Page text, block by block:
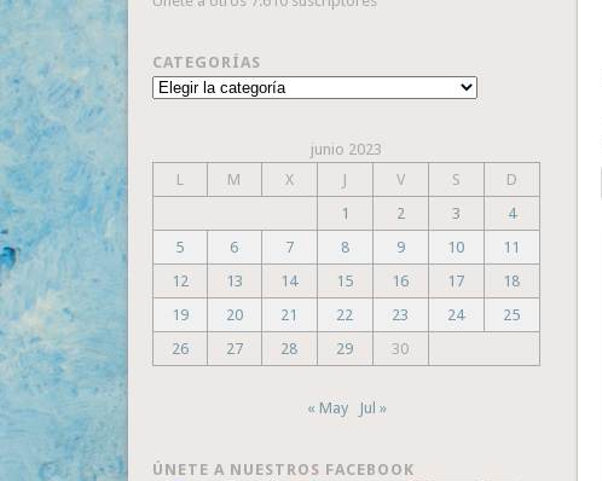
CATEGORÍAS
Categorías
junio 2023
L
M X J V S
D
1
2 3
4
5
6 7 8 9 10
11
12
13 14 15 16 17
18
19
20 21 22 23 24
25
26
27 28 29 30
« May Jul »
ÚNETE A NUESTROS FACEBOOK